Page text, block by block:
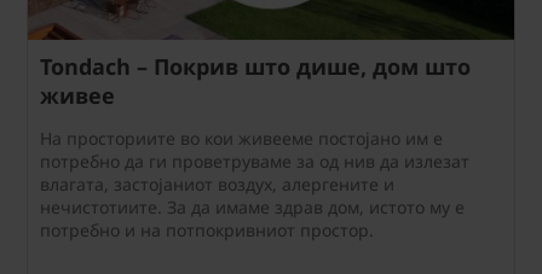
Tondach – Покрив што дише, дом што
живее
На просториите во кои живееме постојано им е
потребно да ги проветруваме за од нив да излезат
влагата, застојаниот воздух, алергените и
нечистотиите. За да имаме здрав дом, истото му е
потребно и на потпокривниот простор.